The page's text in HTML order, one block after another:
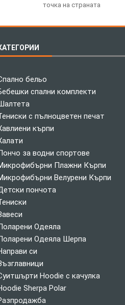
точка на страната
бельо
спални комплекти
с пълноцветен печат
кърпи
за водни спортове
Плажни Кърпи
Велурени Кърпи
пончота
Одеяла
Одеяла Шерпа
си
Hoodie с качулка
Sherpa Polar